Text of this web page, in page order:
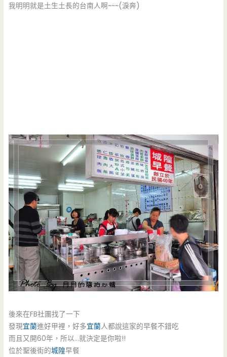
我明明就是土生土長的台南人啊~~~(淚奔)
後來在FB社團找了一下
發現宜蘭進好甲裡，好多宜蘭人都說這家的早餐不錯吃
而且又開60年，所以…就決定是你啦!!
位於聖後街的城隍早餐